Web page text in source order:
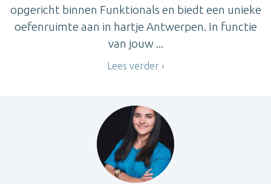
opgericht binnen Funktionals en biedt een unieke
oefenruimte aan in hartje Antwerpen. In functie
van jouw ...
Lees verder